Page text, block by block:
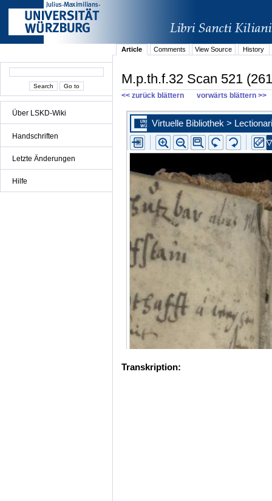
Über LSKD-Wiki
Handschriften
Letzte Änderungen
Hilfe
Article Comments View Source History
M.p.th.f.32 Scan 521
<< zurück blättern vorwärts blättern >>
Transkription: